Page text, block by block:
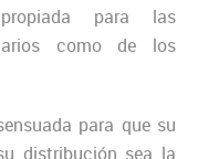
para las
como de los
para que su
distribución sea la